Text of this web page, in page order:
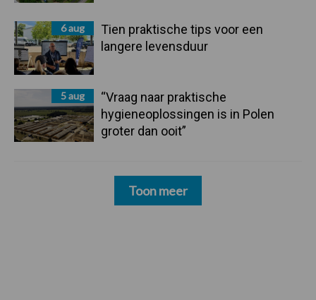
6 aug
Tien praktische tips voor een
langere levensduur
5 aug
“Vraag naar praktische
hygieneoplossingen is in Polen
groter dan ooit”
Toon meer